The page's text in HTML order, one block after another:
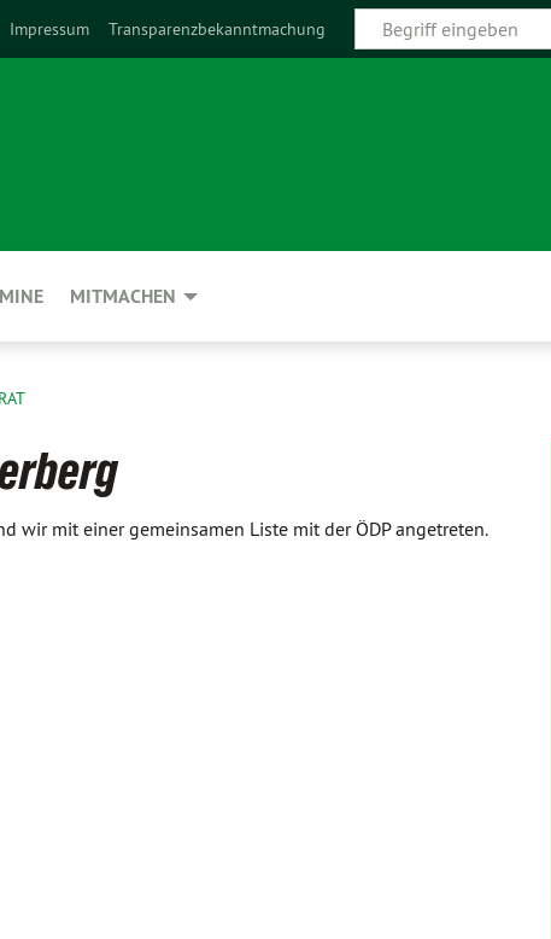
Impressum Transparenzbekanntmachung
MITMACHEN
wir mit einer gemeinsamen Liste mit der ÖDP angetreten.